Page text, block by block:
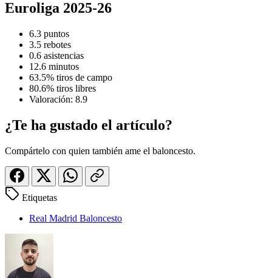
Euroliga 2025-26
6.3 puntos
3.5 rebotes
0.6 asistencias
12.6 minutos
63.5% tiros de campo
80.6% tiros libres
Valoración: 8.9
¿Te ha gustado el artículo?
Compártelo con quien también ame el baloncesto.
Etiquetas
Real Madrid Baloncesto